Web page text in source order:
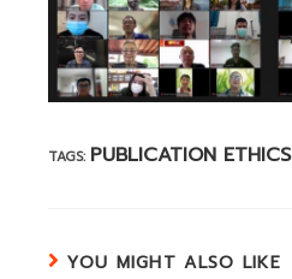
TAGS: PUBLICATION ETHICS
YOU MIGHT ALSO LIKE